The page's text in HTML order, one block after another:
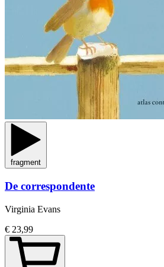
fragment
De correspondente
Virginia Evans
€ 23,99